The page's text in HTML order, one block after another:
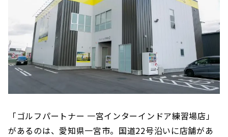
「ゴルフパートナー 一宮インターインドア練習場店」
があるのは、愛知県一宮市。国道22号沿いに店舗があ